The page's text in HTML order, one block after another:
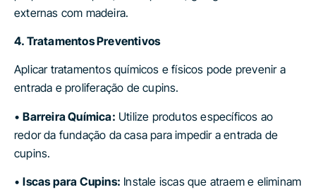
externas com madeira.
4. Tratamentos Preventivos
Aplicar tratamentos químicos e físicos pode prevenir a
entrada e proliferação de cupins.
•Barreira Química: Utilize produtos específicos ao
redor da fundação da casa para impedir a entrada de
cupins.
•Iscas para Cupins: Instale iscas que atraem e eliminam